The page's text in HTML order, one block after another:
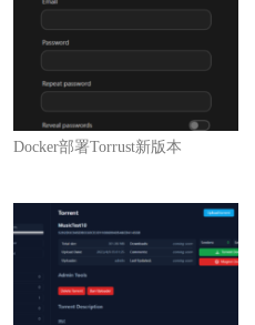
Docker部署Torrust新版本